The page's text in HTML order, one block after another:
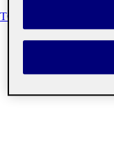
TOMAR IMPULSO Y